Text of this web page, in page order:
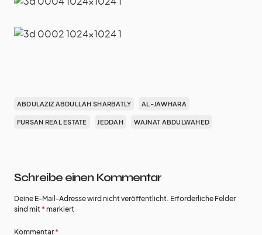
ABDULAZIZ ABDULLAH SHARBATLY AL-JAWHARA
FURSAN REAL ESTATE JEDDAH WAJNAT ABDULWAHED
Schreibe einen Kommentar
Deine E-Mail-Adresse wird nicht veröffentlicht. Erforderliche Felder
sind mit * markiert
Kommentar *